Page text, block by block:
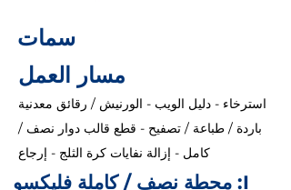
سمات
مسار العمل
استرخاء - دليل الويب - الورنيش / رقائق معدنية
باردة / طباعة / تصفيح - قطع قالب دوار نصف /
كامل - إزالة نفايات كرة الثلج - إرجاع
I: محطة نصف / كاملة فليكسو